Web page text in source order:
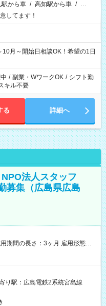
駅から車 / 高知駅から車 / …
してます！
月～開始日相談OK！希望の1日
/ 副業・WワークOK / シフト勤
キル不要
る 詳細へ
法人スタッフ
募集（広島県広島
期間の長さ：3ヶ月 雇用形態、
り駅：広島電鉄2系統宮島線